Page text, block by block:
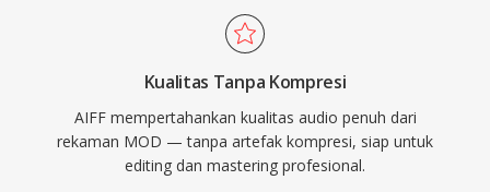
kamera video berbasis file pertengahan 2000-
kedalaman bit hingga 32-bit, mengakomodasi
alur kerja resolusi tinggi yang melebihi
spesifikasi kualitas CD. Bagi siapa pun yang
mengutamakan integritas lossless di atas
efisiensi penyimpanan, AIFF tetap menjadi
pilihan yang dapat diandalkan di seluruh industri
Kualitas Tanpa Kompresi
AIFF mempertahankan kualitas audio penuh dari
rekaman MOD — tanpa artefak kompresi, siap untuk
editing dan mastering profesional.